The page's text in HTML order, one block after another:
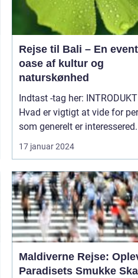
Rejse til Bali – En
oase af kultur og
naturskønhed
Indtast -tag her: INTRODUKTION:
Hvad er vigtigt at vide for
som generelt er
17 januar 2024
Maldiverne Rejse:
Paradisets Smukke